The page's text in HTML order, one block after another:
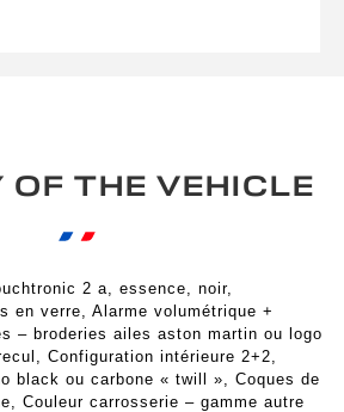
OF THE VEHICLE
2 a, essence, noir,
en verre, Alarme volumétrique +
– broderies ailes aston martin ou logo
Configuration intérieure 2+2,
black ou carbone « twill », Coques de
Couleur carrosserie – gamme autre